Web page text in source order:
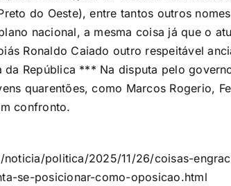
do Oeste), entre tantos outros
nacional, a mesma coisa já que o
Ronaldo Caiado outro respeitável
República *** Na disputa pelo
quarentões, como Marcos Rogerio,
confronto.
politica/2025/11/26/coisas-
se-posicionar-como-oposicao.html